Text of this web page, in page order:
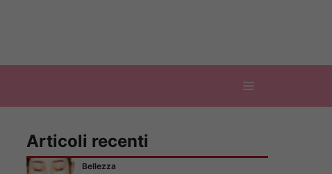
Articoli recenti
Bellezza